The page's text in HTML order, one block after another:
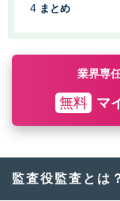
まとめ
業界専
無料 マ
監査役監査とは